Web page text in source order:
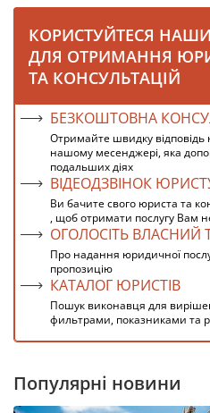
КОРИСТУЙТЕСЯ
ДЛЯ ОТРИМАННЯ
ТА КОНСУЛЬТАЦІЙ
БЕЗКОШТОВНА
Отримайте швидку
нашому месенджері, яка
подальших діях
ВІДЕОДЗВІНОК
Ви бачите свого юриста та
, щоб отримати послугу Вам
ОГОЛОСІТЬ ВЛАСНИЙ
Про надання юридичної
пропозицію
КАТАЛОГ ЮРИСТІВ
Пошук виконавця для
фильтрами, показниками та
Популярні новини